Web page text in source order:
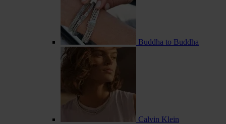
Buddha to Buddha
Calvin Klein